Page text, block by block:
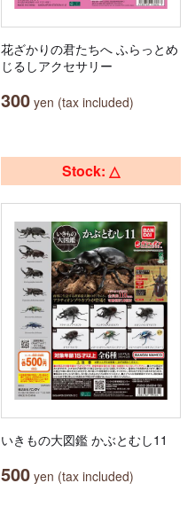
花ざかりの君たちへ ふらっとめ
じるしアクセサリー
300 yen (tax included)
Stock: △
いきもの大図鑑 かぶとむし11
500 yen (tax included)